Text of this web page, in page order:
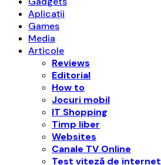
Aplicații
Games
Media
Articole
Reviews
Editorial
How to
Jocuri mobil
IT Shopping
Timp liber
Websites
Canale TV Online
Test viteză de internet